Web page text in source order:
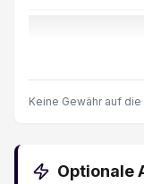
Leselampen
Heckspoiler
Keine Gewähr auf
Optionale